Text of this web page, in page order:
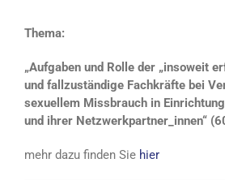
Thema:
„Aufgaben und Rolle der „insoweit
und fallzuständige Fachkräfte bei
sexuellem Missbrauch in
und ihrer Netzwerkpartner_innen“
mehr dazu finden Sie hier